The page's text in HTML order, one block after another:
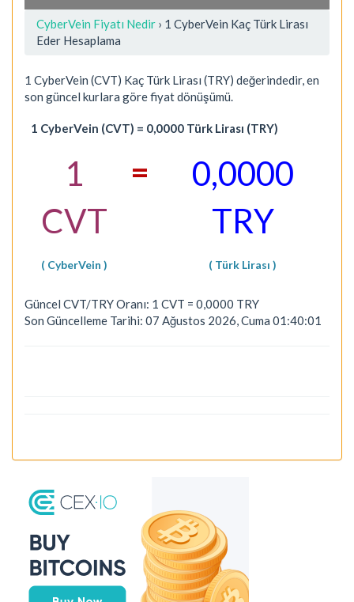
CyberVein Fiyatı Nedir › 1 CyberVein Kaç Türk Lirası
Eder Hesaplama
1 CyberVein (CVT) Kaç Türk Lirası (TRY) değerindedir, en
son güncel kurlara göre fiyat dönüşümü.
1 CyberVein (CVT) = 0,0000 Türk Lirası (TRY)
1
CVT
=
0,0000
TRY
( CyberVein ) ( Türk Lirası )
Güncel CVT/TRY Oranı: 1 CVT = 0,0000 TRY
Son Güncelleme Tarihi: 07 Ağustos 2026, Cuma 01:40:01